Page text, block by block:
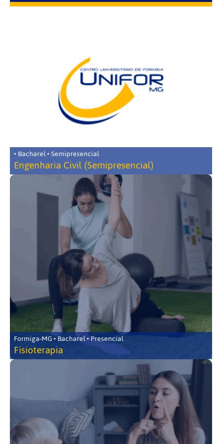
• Bacharel • Semipresencial
Engenharia Civil (Semipresencial)
Formiga-MG • Bacharel • Presencial
Fisioterapia